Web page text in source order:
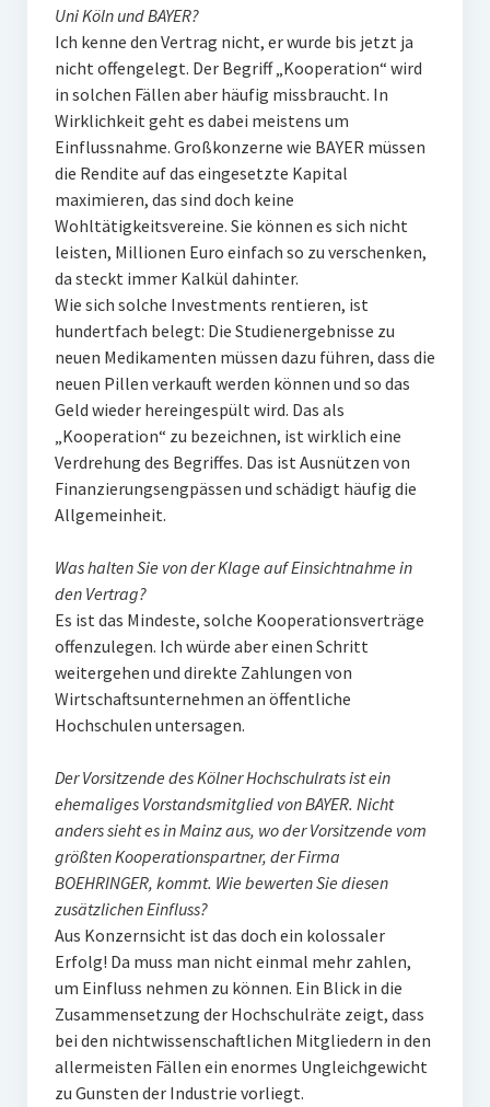
Uni Köln und BAYER?
Ich kenne den Vertrag nicht, er wurde bis jetzt ja
nicht offengelegt. Der Begriff „Kooperation“ wird
in solchen Fällen aber häufig missbraucht. In
Wirklichkeit geht es dabei meistens um
Einflussnahme. Großkonzerne wie BAYER müssen
die Rendite auf das eingesetzte Kapital
maximieren, das sind doch keine
Wohltätigkeitsvereine. Sie können es sich nicht
leisten, Millionen Euro einfach so zu verschenken,
da steckt immer Kalkül dahinter.
Wie sich solche Investments rentieren, ist
hundertfach belegt: Die Studienergebnisse zu
neuen Medikamenten müssen dazu führen, dass die
neuen Pillen verkauft werden können und so das
Geld wieder hereingespült wird. Das als
„Kooperation“ zu bezeichnen, ist wirklich eine
Verdrehung des Begriffes. Das ist Ausnützen von
Finanzierungsengpässen und schädigt häufig die
Allgemeinheit.
Was halten Sie von der Klage auf Einsichtnahme in
den Vertrag?
Es ist das Mindeste, solche Kooperationsverträge
offenzulegen. Ich würde aber einen Schritt
weitergehen und direkte Zahlungen von
Wirtschaftsunternehmen an öffentliche
Hochschulen untersagen.
Der Vorsitzende des Kölner Hochschulrats ist ein
ehemaliges Vorstandsmitglied von BAYER. Nicht
anders sieht es in Mainz aus, wo der Vorsitzende vom
größten Kooperationspartner, der Firma
BOEHRINGER, kommt. Wie bewerten Sie diesen
zusätzlichen Einfluss?
Aus Konzernsicht ist das doch ein kolossaler
Erfolg! Da muss man nicht einmal mehr zahlen,
um Einfluss nehmen zu können. Ein Blick in die
Zusammensetzung der Hochschulräte zeigt, dass
bei den nichtwissenschaftlichen Mitgliedern in den
allermeisten Fällen ein enormes Ungleichgewicht
zu Gunsten der Industrie vorliegt.